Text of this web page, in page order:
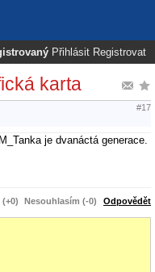
Přihlásit Registrovat
karta
#17
je dvanáctá generace.
Nesouhlasím (-0) Odpovědět